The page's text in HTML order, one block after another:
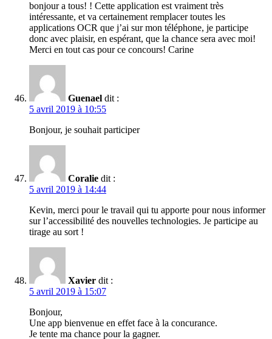
bonjour a tous! ! Cette application est vraiment très
intéressante, et va certainement remplacer toutes les
applications OCR que j’ai sur mon téléphone, je participe
donc avec plaisir, en espérant, que la chance sera avec moi!
Merci en tout cas pour ce concours! Carine
Guenael dit :
5 avril 2019 à 10:55
Bonjour, je souhait participer
Coralie dit :
5 avril 2019 à 14:44
Kevin, merci pour le travail qui tu apporte pour nous informer
sur l’accessibilité des nouvelles technologies. Je participe au
tirage au sort !
Xavier dit :
5 avril 2019 à 15:07
Bonjour,
Une app bienvenue en effet face à la concurance.
Je tente ma chance pour la gagner.